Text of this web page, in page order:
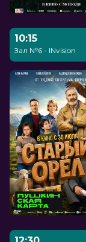
10:15
Зал №6 - INvision